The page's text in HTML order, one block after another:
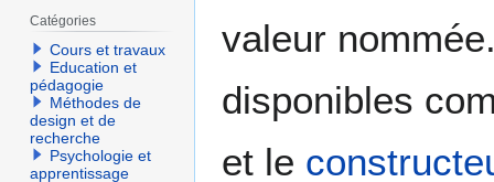
valeur
disponibles
et le
Catégories
Cours et travaux
Education et
pédagogie
Méthodes de
design et de
recherche
Psychologie et
apprentissage